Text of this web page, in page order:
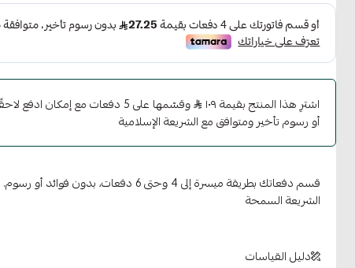
اشترِ هذا المنتج بقيمة ١٠٩
وقسّمها على 5 دفعات مع إمكان ادفع
أو رسوم تأخير ومتوافق مع الشريعة الإسلامية
قسم دفعاتك بطريقة ميسرة إلى 4 وحتى 6 دفعات، بدون
الشريعة السمحة
دليل القياسات